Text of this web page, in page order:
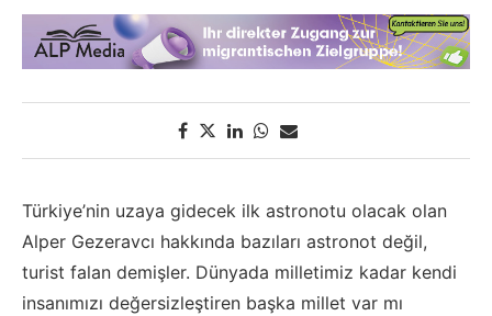
Türkiye’nin uzaya gidecek ilk astronotu olacak olan
Alper Gezeravcı hakkında bazıları astronot değil,
turist falan demişler. Dünyada milletimiz kadar kendi
insanımızı değersizleştiren başka millet var mı